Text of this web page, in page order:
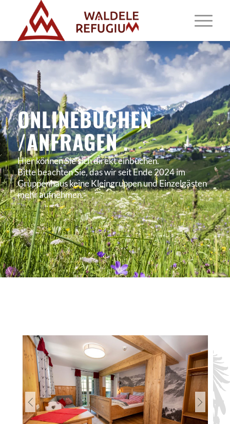
ONLINEBUCHEN
/ANFRAGEN.
Hier können Sie sich direkt einbuchen.
Bitte beachten Sie, das wir seit Ende 2024 im
Gruppenhaus keine Kleingruppen und Einzelgästen
mehr aufnehmen.